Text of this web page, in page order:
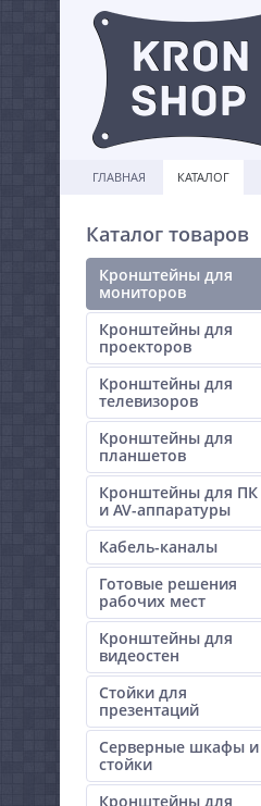
ГЛАВНАЯ КАТАЛОГ
Каталог товаров
Кронштейны для
мониторов
Кронштейны для
проекторов
Кронштейны для
телевизоров
Кронштейны для
планшетов
Кронштейны для ПК
и AV-аппаратуры
Кабель-каналы
Готовые решения
рабочих мест
Кронштейны для
видеостен
Стойки для
презентаций
Серверные шкафы и
стойки
Кронштейны для